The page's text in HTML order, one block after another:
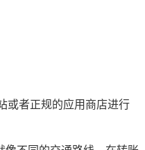
或者正规的应用商店进行